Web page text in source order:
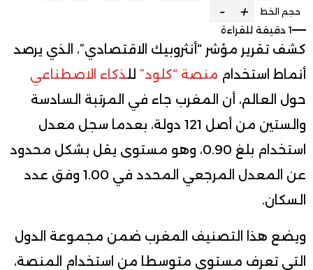
حجم الخط +
-
1 دقيقة للقراءة
كشف تقرير مؤشر “أنثروبيك الاقتصادي”، الذي يرصد
أنماط استخدام منصة “كلود” للذكاء الاصطناعي
حول العالم، أن المغرب جاء في المرتبة السادسة
والستين من أصل 121 دولة، بعدما سجل معدل
استخدام بلغ 0.90، وهو مستوى يقل بشكل محدود
عن المعدل المرجعي المحدد في 1.00 وفق عدد
السكان.
ويضع هذا التصنيف المغرب ضمن مجموعة الدول
التي تعرف مستوى متوسطا من استخدام المنصة،